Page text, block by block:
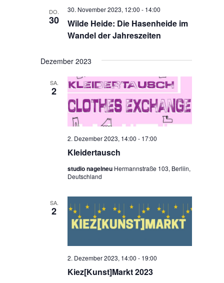
DO.
30
Wilde Heide: Die Hasenheide im
Wandel der Jahreszeiten
30. November 2023, 12:00 - 14:00
Dezember 2023
SA.
2
Kleidertausch
2. Dezember 2023, 14:00 - 17:00
studio nagelneu Hermannstraße 103, Berliin,
Deutschland
SA.
2
Kiez[Kunst]Markt 2023
2. Dezember 2023, 14:00 - 19:00